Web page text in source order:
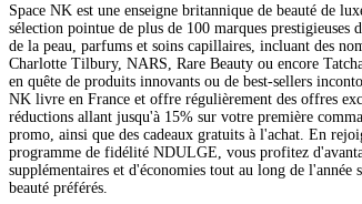
Space NK est une enseigne britannique de beauté de
sélection pointue de plus de 100 marques prestigieuses
de la peau, parfums et soins capillaires, incluant des
Charlotte Tilbury, NARS, Rare Beauty ou encore
en quête de produits innovants ou de best-sellers
NK livre en France et offre régulièrement des offres
réductions allant jusqu'à 15% sur votre première
promo, ainsi que des cadeaux gratuits à l'achat. En
programme de fidélité NDULGE, vous profitez
supplémentaires et d'économies tout au long de l'année
beauté préférés.